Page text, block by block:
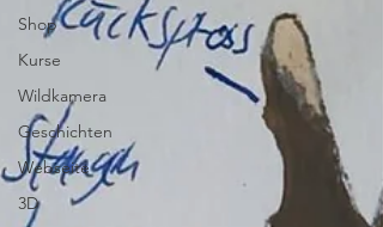
Shop
Kurse
Wildkamera
Geschichten
Webseite
3D